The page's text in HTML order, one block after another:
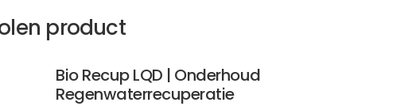
product
Bio Recup LQD | Onderhoud
Regenwaterrecuperatie